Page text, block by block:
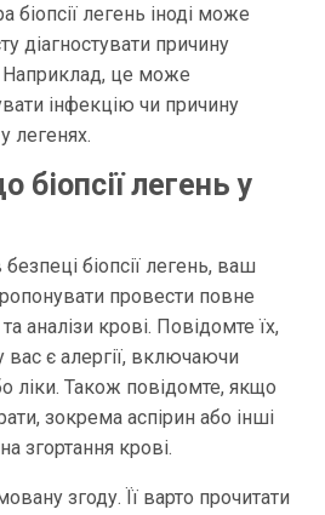
біопсії легень іноді може
діагностувати причину
Наприклад, це може
інфекцію чи причину
легенях.
біопсії легень у
біопсії легень, ваш
провести повне
аналізи крові. Повідомте їх,
вас є алергії, включаючи
ліки. Також повідомте, якщо
зокрема аспірин або інші
згортання крові.
згоду. Її варто прочитати